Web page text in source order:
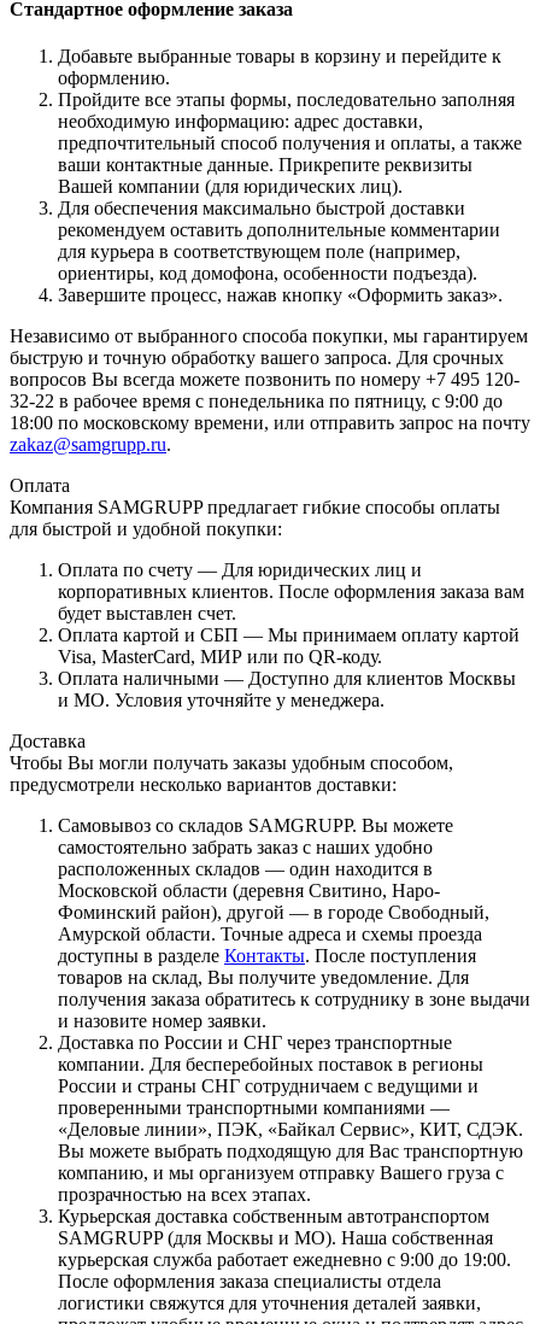
Стандартное оформление заказа
Добавьте выбранные товары в корзину и перейдите к
оформлению.
Пройдите все этапы формы, последовательно заполняя
необходимую информацию: адрес доставки,
предпочтительный способ получения и оплаты, а также
ваши контактные данные. Прикрепите реквизиты
Вашей компании (для юридических лиц).
Для обеспечения максимально быстрой доставки
рекомендуем оставить дополнительные комментарии
для курьера в соответствующем поле (например,
ориентиры, код домофона, особенности подъезда).
Завершите процесс, нажав кнопку «Оформить заказ».
Независимо от выбранного способа покупки, мы гарантируем
быструю и точную обработку вашего запроса. Для срочных
вопросов Вы всегда можете позвонить по номеру +7 495 120-
32-22 в рабочее время с понедельника по пятницу, с 9:00 до
18:00 по московскому времени, или отправить запрос на почту
zakaz@samgrupp.ru.
Оплата
Компания SAMGRUPP предлагает гибкие способы оплаты
для быстрой и удобной покупки:
Оплата по счету — Для юридических лиц и
корпоративных клиентов. После оформления заказа вам
будет выставлен счет.
Оплата картой и СБП — Мы принимаем оплату картой
Visa, MasterCard, МИР или по QR-коду.
Оплата наличными — Доступно для клиентов Москвы
и МО. Условия уточняйте у менеджера.
Доставка
Чтобы Вы могли получать заказы удобным способом,
предусмотрели несколько вариантов доставки:
Самовывоз со складов SAMGRUPP. Вы можете
самостоятельно забрать заказ с наших удобно
расположенных складов — один находится в
Московской области (деревня Свитино, Наро-
Фоминский район), другой — в городе Свободный,
Амурской области. Точные адреса и схемы проезда
доступны в разделе Контакты. После поступления
товаров на склад, Вы получите уведомление. Для
получения заказа обратитесь к сотруднику в зоне выдачи
и назовите номер заявки.
Доставка по России и СНГ через транспортные
компании. Для бесперебойных поставок в регионы
России и страны СНГ сотрудничаем с ведущими и
проверенными транспортными компаниями —
«Деловые линии», ПЭК, «Байкал Сервис», КИТ, СДЭК.
Вы можете выбрать подходящую для Вас транспортную
компанию, и мы организуем отправку Вашего груза с
прозрачностью на всех этапах.
Курьерская доставка собственным автотранспортом
SAMGRUPP (для Москвы и МО). Наша собственная
курьерская служба работает ежедневно с 9:00 до 19:00.
После оформления заказа специалисты отдела
логистики свяжутся для уточнения деталей заявки,